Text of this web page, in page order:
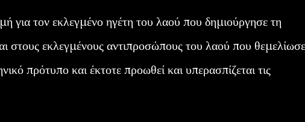
για τον εκλεγμένο ηγέτη του λαού που δημιούργησε τη
στους εκλεγμένους αντιπροσώπους του λαού που θεμελίωσε
πρότυπο και έκτοτε προωθεί και υπερασπίζεται τις